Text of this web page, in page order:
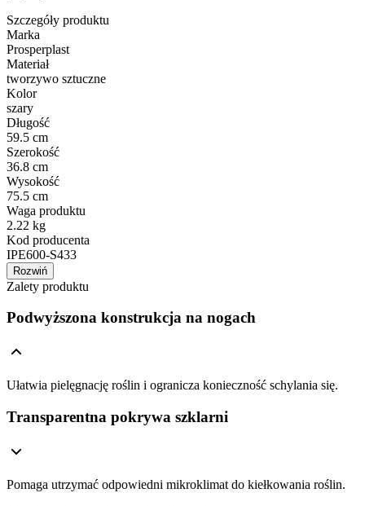
Szczegóły produktu
Marka
Prosperplast
Materiał
tworzywo sztuczne
Kolor
szary
Długość
59.5 cm
Szerokość
36.8 cm
Wysokość
75.5 cm
Waga produktu
2.22 kg
Kod producenta
IPE600-S433
Rozwiń
Zalety produktu
Podwyższona konstrukcja na nogach
Ułatwia pielęgnację roślin i ogranicza konieczność schylania się.
Transparentna pokrywa szklarni
Pomaga utrzymać odpowiedni mikroklimat do kiełkowania roślin.